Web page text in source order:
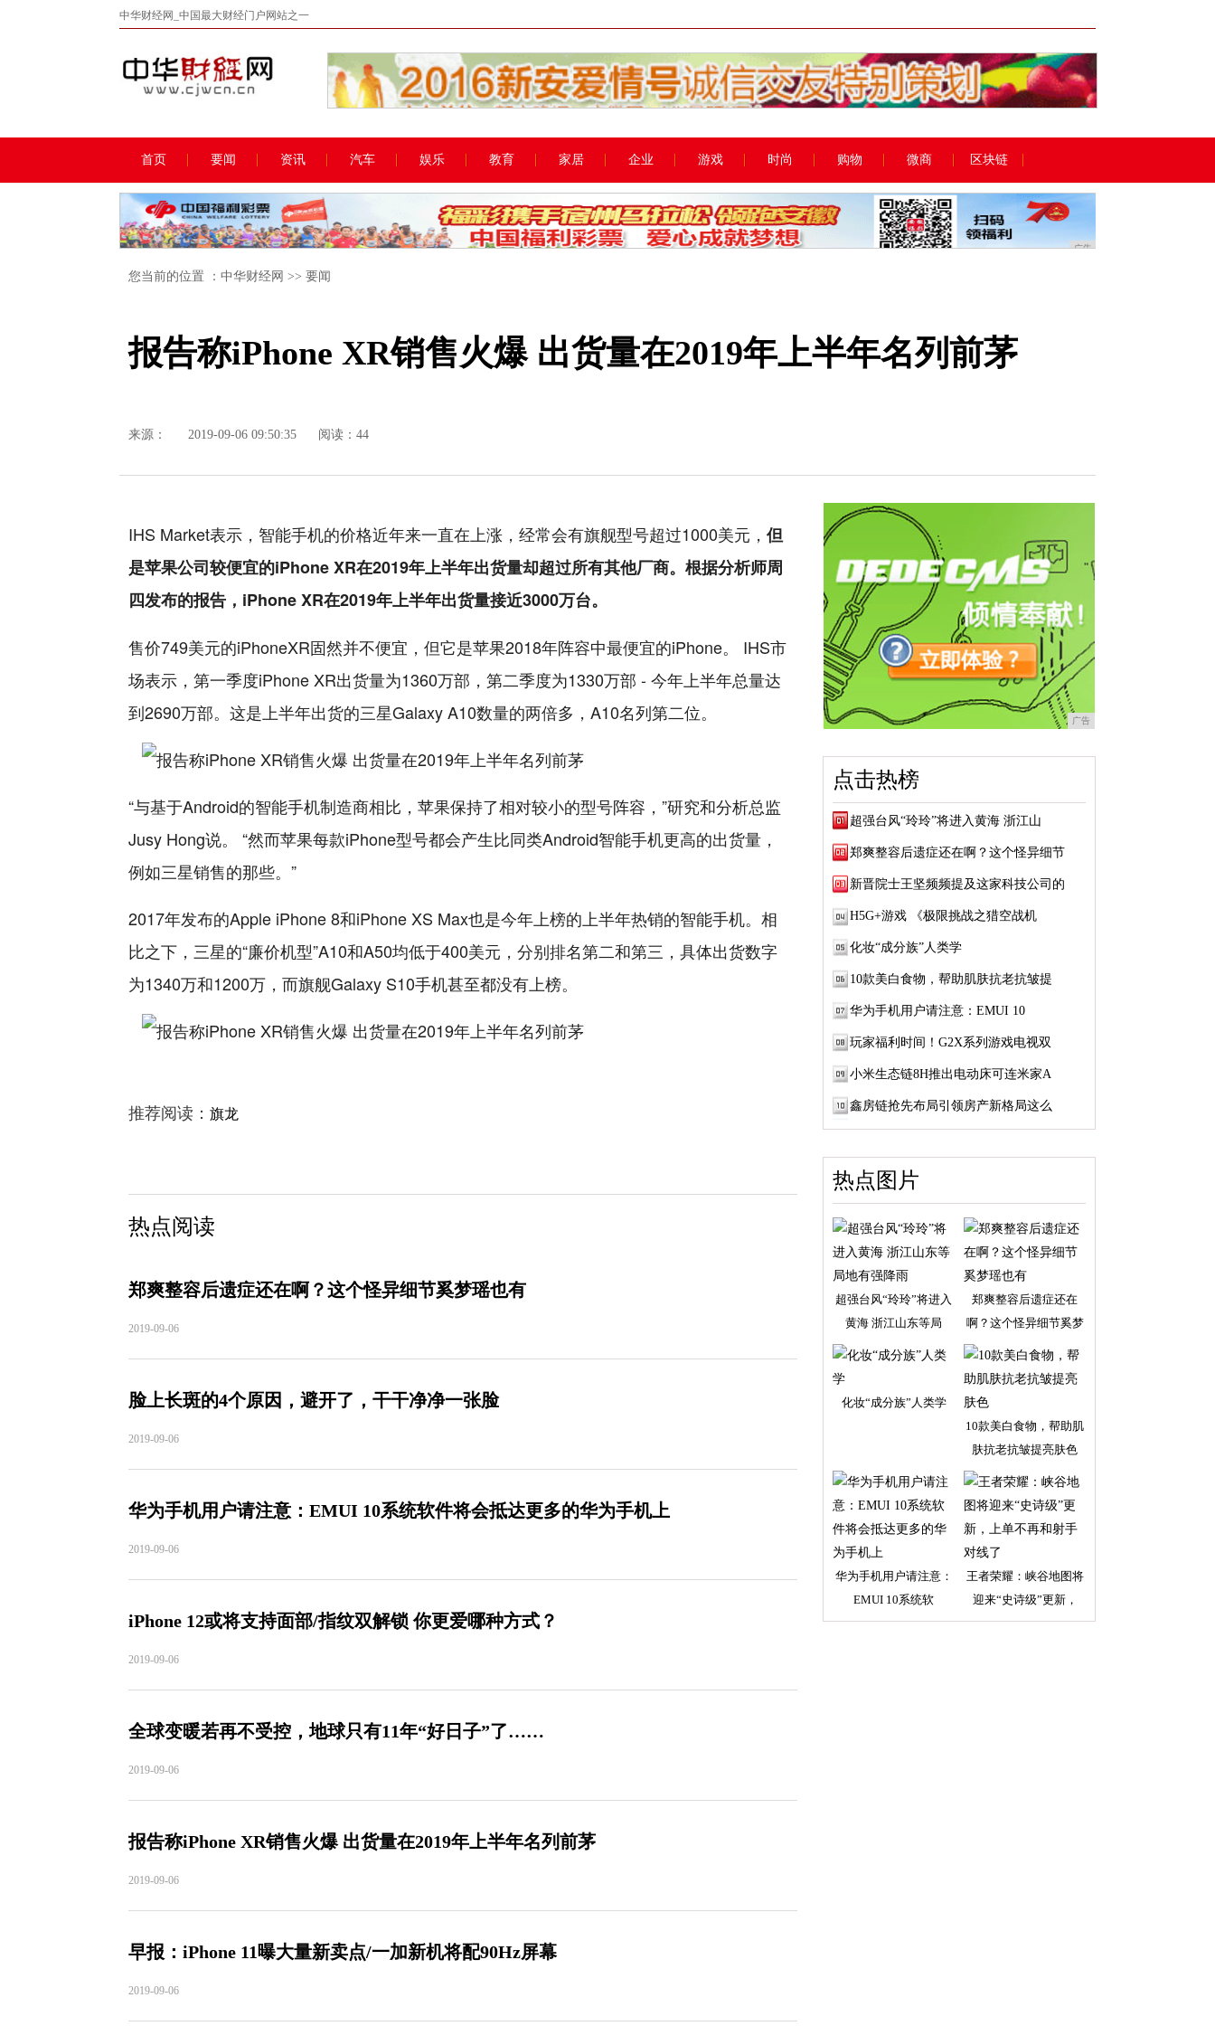
中华财经网_中国最大财经门户网站之一
首页 要闻 资讯 汽车 娱乐 教育 家居 企业 游戏 时尚 购物 微商 区块链
广告
您当前的位置 ： 中华财经网 >> 要闻
报告称iPhone XR销售火爆 出货量在2019年上半年名列前茅
来源： 2019-09-06 09:50:35 阅读：44
IHS Market表示，智能手机的价格近年来一直在上涨，经常会有旗舰型号超过1000美元， 但
是苹果公司较便宜的iPhone XR在2019年上半年出货量却超过所有其他厂商。根据分析师周
四发布的报告，iPhone XR在2019年上半年出货量接近3000万台。
售价749美元的iPhoneXR固然并不便宜，但它是苹果2018年阵容中最便宜的iPhone。 IHS市
场表示，第一季度iPhone XR出货量为1360万部，第二季度为1330万部 - 今年上半年总量达
到2690万部。这是上半年出货的三星Galaxy A10数量的两倍多，A10名列第二位。
“与基于Android的智能手机制造商相比，苹果保持了相对较小的型号阵容，”研究和分析总监
Jusy Hong说。 “然而苹果每款iPhone型号都会产生比同类Android智能手机更高的出货量，
例如三星销售的那些。”
2017年发布的Apple iPhone 8和iPhone XS Max也是今年上榜的上半年热销的智能手机。相
比之下，三星的“廉价机型”A10和A50均低于400美元，分别排名第二和第三，具体出货数字
为1340万和1200万，而旗舰Galaxy S10手机甚至都没有上榜。
推荐阅读： 旗龙
热点阅读
郑爽整容后遗症还在啊？这个怪异细节奚梦瑶也有
2019-09-06
脸上长斑的4个原因，避开了，干干净净一张脸
2019-09-06
华为手机用户请注意：EMUI 10系统软件将会抵达更多的华为手机上
2019-09-06
iPhone 12或将支持面部/指纹双解锁 你更爱哪种方式？
2019-09-06
全球变暖若再不受控，地球只有11年“好日子”了……
2019-09-06
报告称iPhone XR销售火爆 出货量在2019年上半年名列前茅
2019-09-06
早报：iPhone 11曝大量新卖点/一加新机将配90Hz屏幕
2019-09-06
广告
点击热榜
超强台风“玲玲”将进入黄海 浙江山
郑爽整容后遗症还在啊？这个怪异细节
新晋院士王坚频频提及这家科技公司的
H5G+游戏 《极限挑战之猎空战机
化妆“成分族”人类学
10款美白食物，帮助肌肤抗老抗皱提
华为手机用户请注意：EMUI 10
玩家福利时间！G2X系列游戏电视双
小米生态链8H推出电动床可连米家A
​鑫房链抢先布局引领房产新格局这么
热点图片
超强台风“玲玲”将进入
黄海 浙江山东等局
郑爽整容后遗症还在
啊？这个怪异细节奚梦
瑶
化妆“成分族”人类学
10款美白食物，帮助肌
肤抗老抗皱提亮肤色
华为手机用户请注意：
EMUI 10系统软
王者荣耀：峡谷地图将
迎来“史诗级”更新，